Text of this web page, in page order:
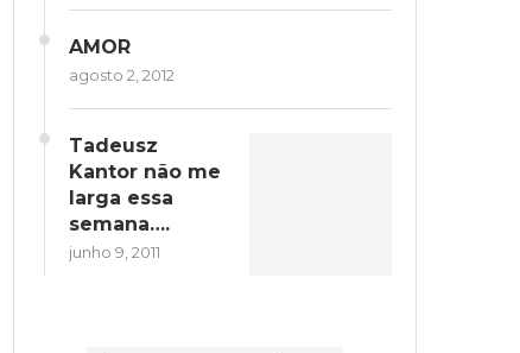
AMOR
agosto 2, 2012
Tadeusz
Kantor não me
larga essa
semana….
junho 9, 2011